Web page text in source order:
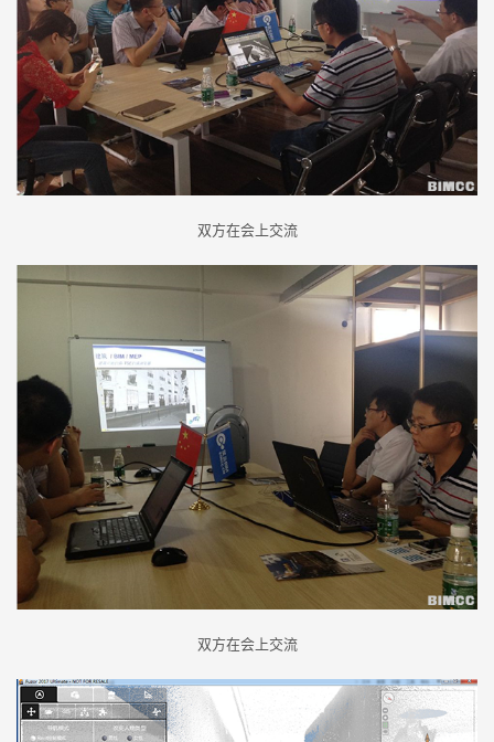
双方在会上交流
双方在会上交流